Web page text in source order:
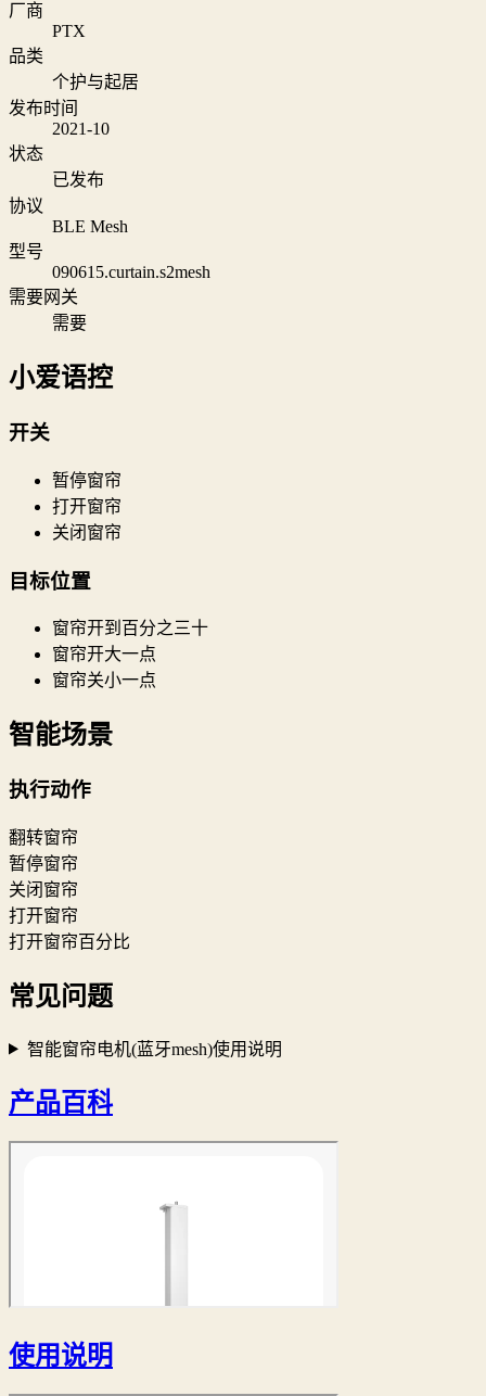
厂商
PTX
品类
个护与起居
发布时间
2021-10
状态
已发布
协议
BLE Mesh
型号
090615.curtain.s2mesh
需要网关
需要
小爱语控
开关
暂停窗帘
打开窗帘
关闭窗帘
目标位置
窗帘开到百分之三十
窗帘开大一点
窗帘关小一点
智能场景
执行动作
翻转窗帘
暂停窗帘
关闭窗帘
打开窗帘
打开窗帘百分比
常见问题
智能窗帘电机(蓝牙mesh)使用说明
产品百科
使用说明